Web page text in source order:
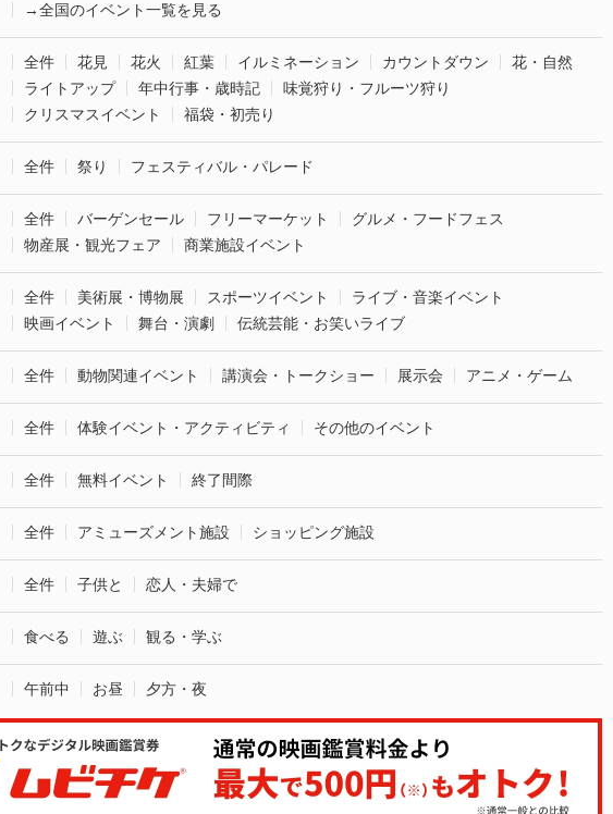
→全国のイベント一覧を見る
全件 花見 花火 紅葉 イルミネーション カウントダウン
花・自然
ライトアップ
年中行事・歳時記
味覚狩り・フルーツ狩り
クリスマスイベント
福袋・初売り
全件 祭り フェスティバル・パレード
全件 バーゲンセール フリーマーケット
グルメ・フードフェス
物産展・観光フェア
商業施設イベント
全件 美術展・博物展 スポーツイベント
ライブ・音楽イベント
映画イベント
舞台・演劇 伝統芸能・お笑いライブ
全件 動物関連イベント 講演会・トークショー 展示会 アニメ・ゲーム
全件 体験イベント・アクティビティ その他のイベント
全件 無料イベント 終了間際
全件 アミューズメント施設 ショッピング施設
全件 子供と 恋人・夫婦で
食べる 遊ぶ 観る・学ぶ
午前中 お昼 夕方・夜